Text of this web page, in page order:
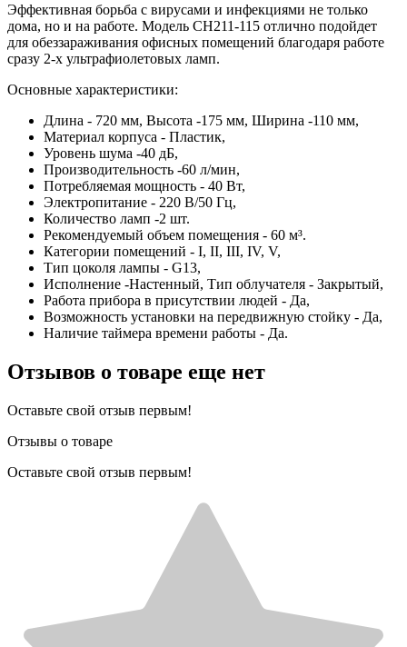
Эффективная борьба с вирусами и инфекциями не только
дома, но и на работе. Модель СН211-115 отлично подойдет
для обеззараживания офисных помещений благодаря работе
сразу 2-х ультрафиолетовых ламп.
Основные характеристики:
Длина - 720 мм, Высота -175 мм, Ширина -110 мм,
Материал корпуса - Пластик,
Уровень шума -40 дБ,
Производительность -60 л/мин,
Потребляемая мощность - 40 Вт,
Электропитание - 220 В/50 Гц,
Количество ламп -2 шт.
Рекомендуемый объем помещения - 60 м³.
Категории помещений - I, II, III, IV, V,
Тип цоколя лампы - G13,
Исполнение -Настенный, Тип облучателя - Закрытый,
Работа прибора в присутствии людей - Да,
Возможность установки на передвижную стойку - Да,
Наличие таймера времени работы - Да.
Отзывов о товаре еще нет
Оставьте свой отзыв первым!
Отзывы о товаре
Оставьте свой отзыв первым!